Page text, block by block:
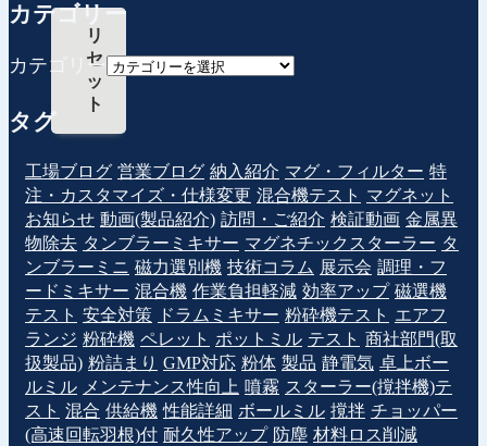
リ
セ
ッ
ト
カテゴリー
カテゴリー
タグ
工場ブログ 営業ブログ 納入紹介 マグ・フィルター 特
注・カスタマイズ・仕様変更 混合機テスト マグネット
お知らせ 動画(製品紹介) 訪問・ご紹介 検証動画 金属異
物除去 タンブラーミキサー マグネチックスターラー タ
ンブラーミニ 磁力選別機 技術コラム 展示会 調理・フ
ードミキサー 混合機 作業負担軽減 効率アップ 磁選機
テスト 安全対策 ドラムミキサー 粉砕機テスト エアフ
ランジ 粉砕機 ペレット ポットミル テスト 商社部門(取
扱製品) 粉詰まり GMP対応 粉体 製品 静電気 卓上ボー
ルミル メンテナンス性向上 噴霧 スターラー(撹拌機)テ
スト 混合 供給機 性能詳細 ボールミル 撹拌 チョッパー
(高速回転羽根)付 耐久性アップ 防塵 材料ロス削減